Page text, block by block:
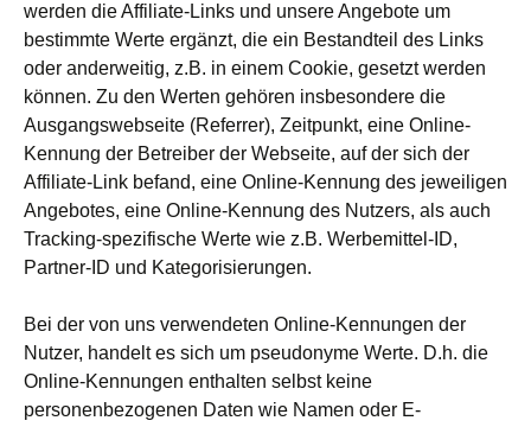
werden die Affiliate-Links und unsere Angebote um
bestimmte Werte ergänzt, die ein Bestandteil des Links
oder anderweitig, z.B. in einem Cookie, gesetzt werden
können. Zu den Werten gehören insbesondere die
Ausgangswebseite (Referrer), Zeitpunkt, eine Online-
Kennung der Betreiber der Webseite, auf der sich der
Affiliate-Link befand, eine Online-Kennung des jeweiligen
Angebotes, eine Online-Kennung des Nutzers, als auch
Tracking-spezifische Werte wie z.B. Werbemittel-ID,
Partner-ID und Kategorisierungen.
Bei der von uns verwendeten Online-Kennungen der
Nutzer, handelt es sich um pseudonyme Werte. D.h. die
Online-Kennungen enthalten selbst keine
personenbezogenen Daten wie Namen oder E-